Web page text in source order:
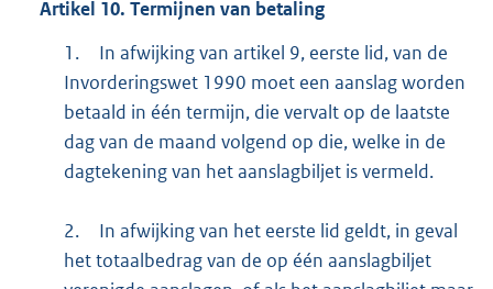
Artikel 10. Termijnen van betaling
1.
In afwijking van artikel 9, eerste lid, van de
Invorderingswet 1990 moet een aanslag worden
betaald in één termijn, die vervalt op de laatste
dag van de maand volgend op die, welke in de
dagtekening van het aanslagbiljet is vermeld.
2.
In afwijking van het eerste lid geldt, in geval
het totaalbedrag van de op één aanslagbiljet